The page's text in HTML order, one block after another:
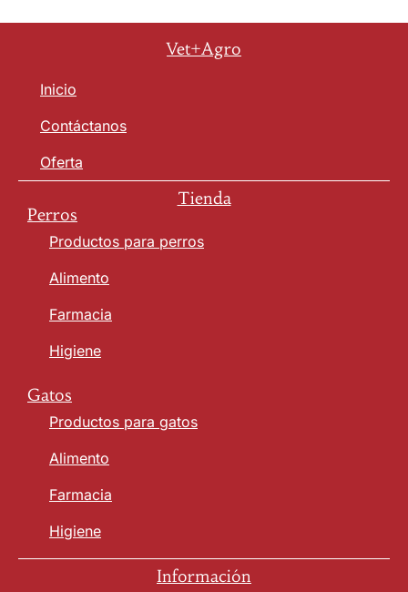
Vet+Agro
Inicio
Contáctanos
Oferta
Tienda
Perros
Productos para perros
Alimento
Farmacia
Higiene
Gatos
Productos para gatos
Alimento
Farmacia
Higiene
Información